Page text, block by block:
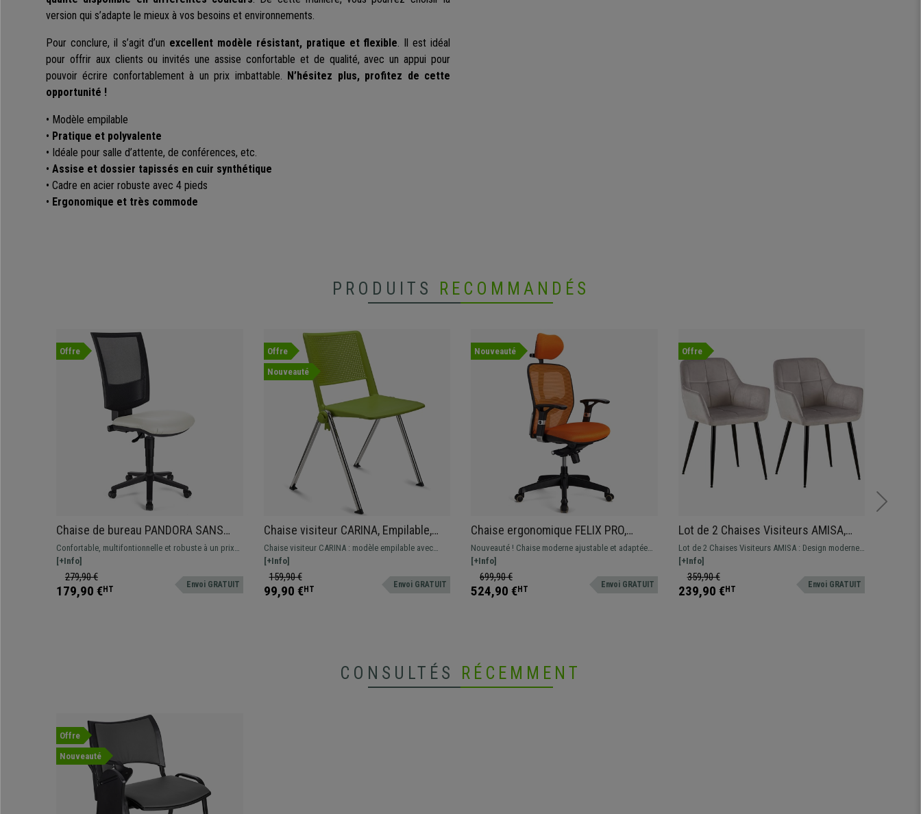
version qui s’adapte le mieux à vos besoins et environnements.
Pour conclure, il s’agit d’un excellent modèle résistant, pratique et flexible. Il est idéal
pour offrir aux clients ou invités une assise confortable et de qualité, avec un appui pour
pouvoir écrire confortablement à un prix imbattable. N’hésitez plus, profitez de cette
opportunité !
• Modèle empilable
• Pratique et polyvalente
• Idéale pour salle d’attente, de conférences, etc.
• Assise et dossier tapissés en cuir synthétique
• Cadre en acier robuste avec 4 pieds
• Ergonomique et très commode
PRODUITS RECOMMANDÉS
Offre
Chaise de bureau PANDORA SANS
ACCOUDOIRS CUIR, Dossier Ajustable
en Maille, Rembourrage épais, Blanc
Confortable, multifontionnelle et robuste à un prix
imbattable. Cette magnifique chaise est idéale pour
une utilisation quotidienne, disponible en
différentes couleurs
[+Info]
279,90 €
179,90 €HT Envoi GRATUIT
Offre
Nouveauté
Chaise visiteur CARINA, Empilable,
Crochets d’Attache, Piétement
Chromé, Vert
Chaise visiteur CARINA : modèle empilable avec
système de crochets d’attache. Design moderne et
grande qualité de fabrication.
[+Info]
159,90 €
99,90 €HT Envoi GRATUIT
Nouveauté
Chaise ergonomique FELIX PRO,
Support Lombaire Ajustable, Adapté
utilisation 8h, Orange
Nouveauté ! Chaise moderne ajustable et adaptée
pour une utilisation intensive. Disponible avec ou
sans appui-tête, différentes couleurs
[+Info]
699,90 €
524,90 €HT Envoi GRATUIT
Offre
Lot de 2 Chaises Visiteurs AMISA,
Structure Métallique Robuste, en
Velours Gris Clair
Lot de 2 Chaises Visiteurs AMISA : Design moderne
disponible en plusieurs couleurs.
[+Info]
359,90 €
239,90 €HT Envoi GRATUIT
CONSULTÉS RÉCEMMENT
Offre
Nouveauté